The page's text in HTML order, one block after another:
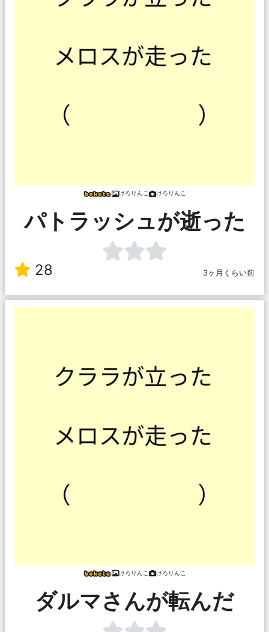
けろりんこ けろりんこ
パトラッシュが逝った
28 3ヶ月くらい前
けろりんこ けろりんこ
ダルマさんが転んだ